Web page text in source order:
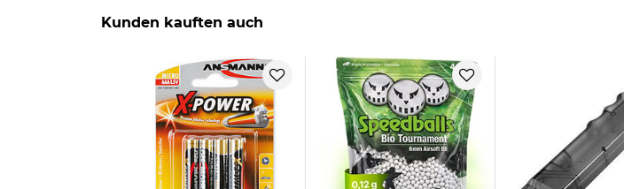
Kunden kauften auch